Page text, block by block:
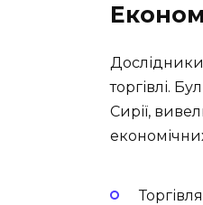
Дослідники
торгівлі.
Сирії,